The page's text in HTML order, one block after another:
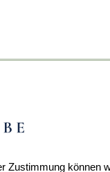
Zustimmung können